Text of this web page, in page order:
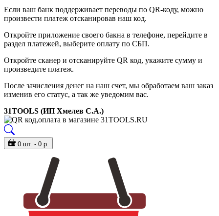
Если ваш банк поддерживает переводы по QR-коду, можно
произвести платеж отсканировав наш код.
Откройте приложение своего бакна в телефоне, перейдите в
раздел платежей, выберите оплату по СБП.
Откройте сканер и отсканируйте QR код, укажите сумму и
произведите платеж.
После зачисления денег на наш счет, мы обработаем ваш заказ
изменив его статус, а так же уведомим вас.
31TOOLS (ИП Хмелев С.А.)
0 шт. - 0 р.